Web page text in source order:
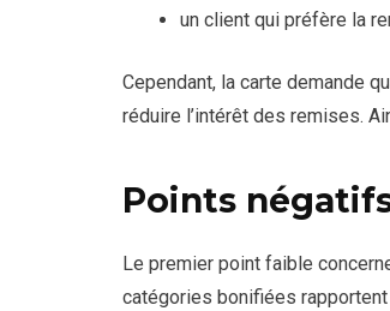
un client qui préfère la
Cependant, la carte demande
réduire l’intérêt des remises.
Points
Le premier point faible
catégories bonifiées